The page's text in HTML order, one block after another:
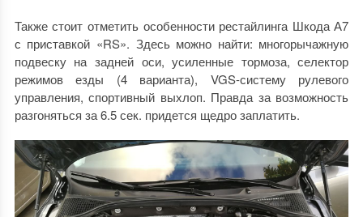
Также стоит отметить особенности рестайлинга Шкода А7
с приставкой «RS». Здесь можно найти: многорычажную
подвеску на задней оси, усиленные тормоза, селектор
режимов езды (4 варианта), VGS-систему рулевого
управления, спортивный выхлоп. Правда за возможность
разгоняться за 6.5 сек. придется щедро заплатить.